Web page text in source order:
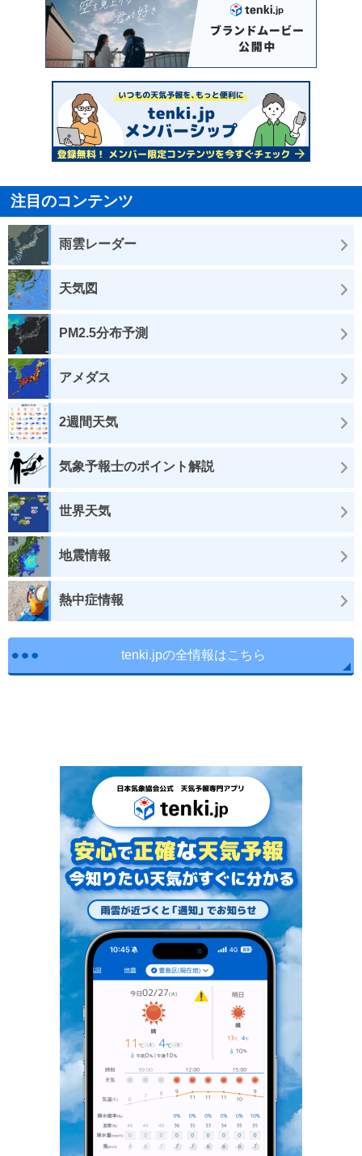
注目のコンテンツ
雨雲レーダー
天気図
PM2.5分布予測
アメダス
2週間天気
気象予報士のポイント解説
世界天気
地震情報
熱中症情報
tenki.jpの全情報はこちら